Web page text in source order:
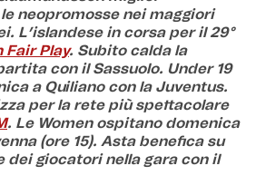
neopromosse nei maggiori
L’islandese in corsa per il 29°
Fair Play. Subito calda la
con il Sassuolo. Under 19
a Quiliano con la Juventus.
per la rete più spettacolare
. Le Women ospitano domenica
(ore 15). Asta benefica su
dei giocatori nella gara con il